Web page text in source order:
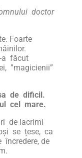
doctor
Foarte
a făcut
”magicienii”
de dificil.
cel mare.
de lacrimi
se țese, ca
de